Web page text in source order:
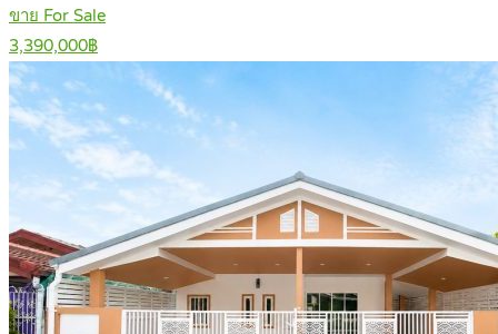
ขาย For Sale
3,390,000฿